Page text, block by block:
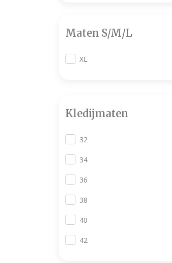
Maten S/M/L
XL
Kledijmaten
32
34
36
38
40
42